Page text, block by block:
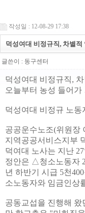
작성일 : 12-08-29 17:38
덕성여대 비정규직, 차별
글쓴이 : 동구센터
덕성여대 비정규직,
오늘부터 농성 들어
덕성여대 비정규 노동
공공운수노조(위원장
지역공공서비스지부
덕여대 노사는 지난
정안은 △청소노동자
년 하반기 시급 5천
소노동자와 임금인상
공동교섭을 진행해